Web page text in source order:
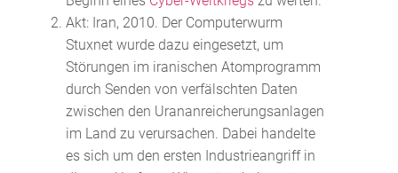
Akt: Iran, 2010. Der Computerwurm
Stuxnet wurde dazu eingesetzt, um
Störungen im iranischen Atomprogramm
durch Senden von verfälschten Daten
zwischen den Urananreicherungsanlagen
im Land zu verursachen. Dabei handelte
es sich um den ersten Industrieangriff in